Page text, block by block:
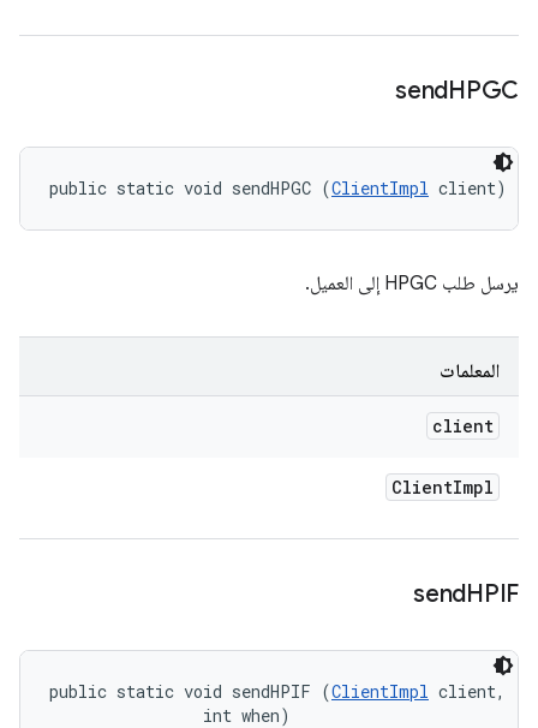
sendHPGC
public static void sendHPGC (ClientImpl client)
يرسل طلب HPGC إلى العميل.
المعلمات
client
ClientImpl
sendHPIF
public static void sendHPIF (ClientImpl client,
                int when)